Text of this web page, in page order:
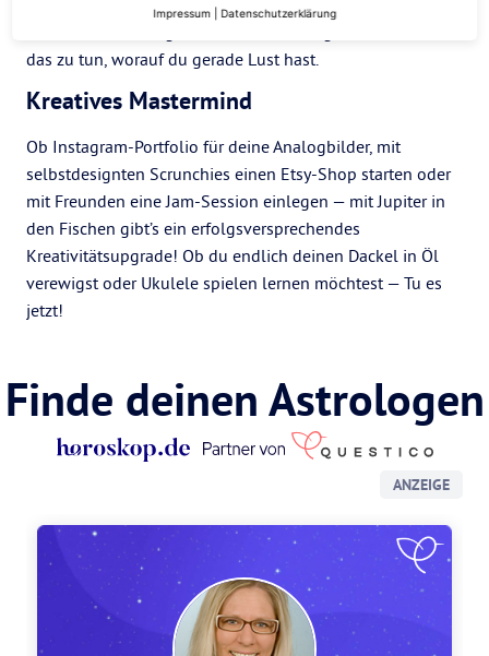
, um deine emotionalen Batterien wieder
das zu tun, worauf du gerade Lust hast.
Kreatives Mastermind
Ob Instagram-Portfolio für deine Analogbilder, mit
selbstdesignten Scrunchies einen Etsy-Shop starten oder
mit Freunden eine Jam-Session einlegen — mit Jupiter in
den Fischen gibt’s ein erfolgsversprechendes
Kreativitätsupgrade! Ob du endlich deinen Dackel in Öl
verewigst oder Ukulele spielen lernen möchtest — Tu es
jetzt!
Finde deinen Astrologen
ANZEIGE
Impressum Datenschutzerklärung